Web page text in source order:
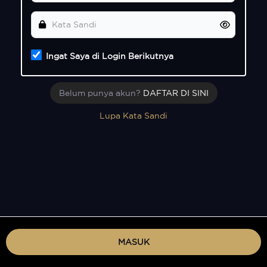
Ingat Saya di Login Berikutnya
MASUK
Belum punya akun? DAFTAR DI SINI
Lupa Kata Sandi